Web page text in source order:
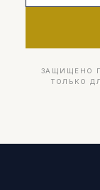
ЗАЩИЩЕНО
ТОЛЬКО